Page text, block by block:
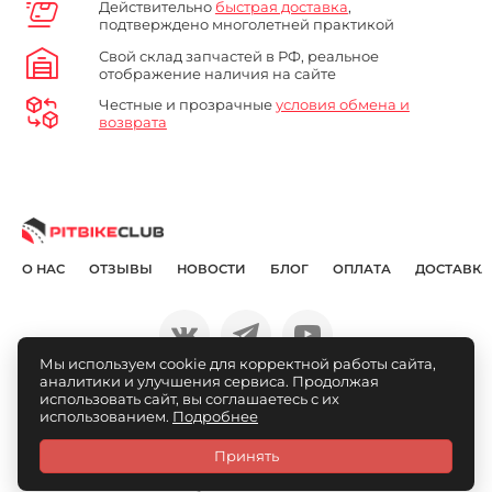
Действительно быстрая доставка,
подтверждено многолетней практикой
Свой склад запчастей в РФ, реальное
отображение наличия на сайте
Честные и прозрачныеусловия обмена и
возврата
О НАС ОТЗЫВЫ НОВОСТИ БЛОГ ОПЛАТА ДОСТАВКА
© Pitbikeclub.ru 2012-2026
Мы используем cookie для корректной работы сайта,
аналитики и улучшения сервиса. Продолжая
использовать сайт, вы соглашаетесь с их
использованием. Подробнее
Принять